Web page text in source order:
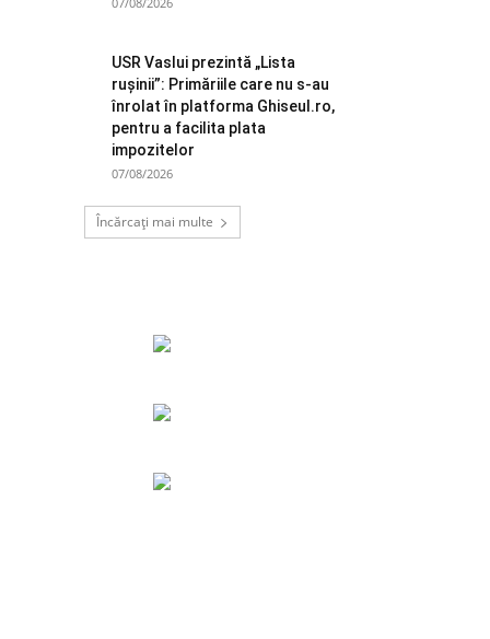
USR Vaslui prezintă „Lista
rușinii”: Primăriile care nu s-au
înrolat în platforma Ghiseul.ro,
pentru a facilita plata
impozitelor
07/08/2026
Încărcați mai multe